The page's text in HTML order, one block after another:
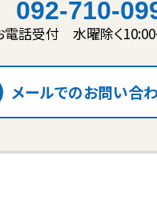
092-710-
電話受付 水曜除く
メールでのお問い合